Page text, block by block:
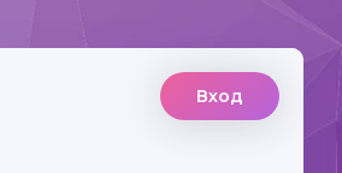
Вход